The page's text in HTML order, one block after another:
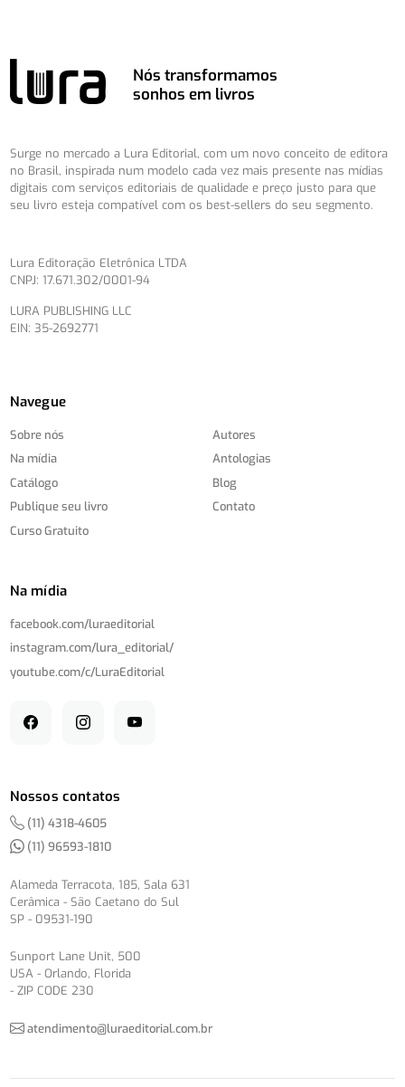
Nós transformamos
sonhos em livros
Surge no mercado a Lura Editorial, com um novo conceito de editora
no Brasil, inspirada num modelo cada vez mais presente nas mídias
digitais com serviços editoriais de qualidade e preço justo para que
seu livro esteja compatível com os best-sellers do seu segmento.
Lura Editoração Eletrônica LTDA
CNPJ: 17.671.302/0001-94
LURA PUBLISHING LLC
EIN: 35-2692771
Navegue
Sobre nós
Na mídia
Catálogo
Publique seu livro
Curso Gratuito
Autores
Antologias
Blog
Contato
Na mídia
facebook.com/luraeditorial
instagram.com/lura_editorial/
youtube.com/c/LuraEditorial
Nossos contatos
(11) 4318-4605
(11) 96593-1810
Alameda Terracota, 185, Sala 631
Cerâmica - São Caetano do Sul
SP - 09531-190
Sunport Lane Unit, 500
USA - Orlando, Florida
- ZIP CODE 230
atendimento@luraeditorial.com.br